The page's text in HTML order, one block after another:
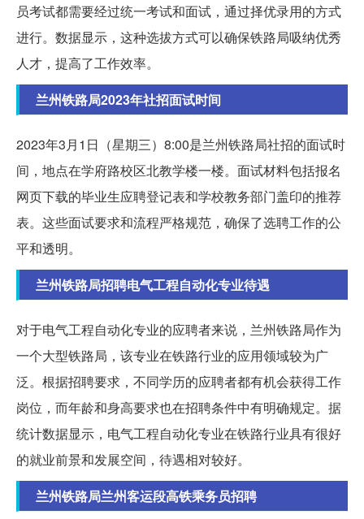
员考试都需要经过统一考试和面试，通过择优录用的方式
进行。数据显示，这种选拔方式可以确保铁路局吸纳优秀
人才，提高了工作效率。
兰州铁路局2023年社招面试时间
2023年3月1日（星期三）8:00是兰州铁路局社招的面试时
间，地点在学府路校区北教学楼一楼。面试材料包括报名
网页下载的毕业生应聘登记表和学校教务部门盖印的推荐
表。这些面试要求和流程严格规范，确保了选聘工作的公
平和透明。
兰州铁路局招聘电气工程自动化专业待遇
对于电气工程自动化专业的应聘者来说，兰州铁路局作为
一个大型铁路局，该专业在铁路行业的应用领域较为广
泛。根据招聘要求，不同学历的应聘者都有机会获得工作
岗位，而年龄和身高要求也在招聘条件中有明确规定。据
统计数据显示，电气工程自动化专业在铁路行业具有很好
的就业前景和发展空间，待遇相对较好。
兰州铁路局兰州客运段高铁乘务员招聘